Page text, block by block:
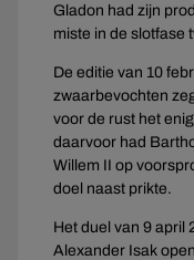
Gladon had zijn
miste in de slotfase
De editie van 10
zwaarbevochten
voor de rust het
daarvoor had
Willem II op
doel naast prikte.
Het duel van 9 april
Alexander Isak